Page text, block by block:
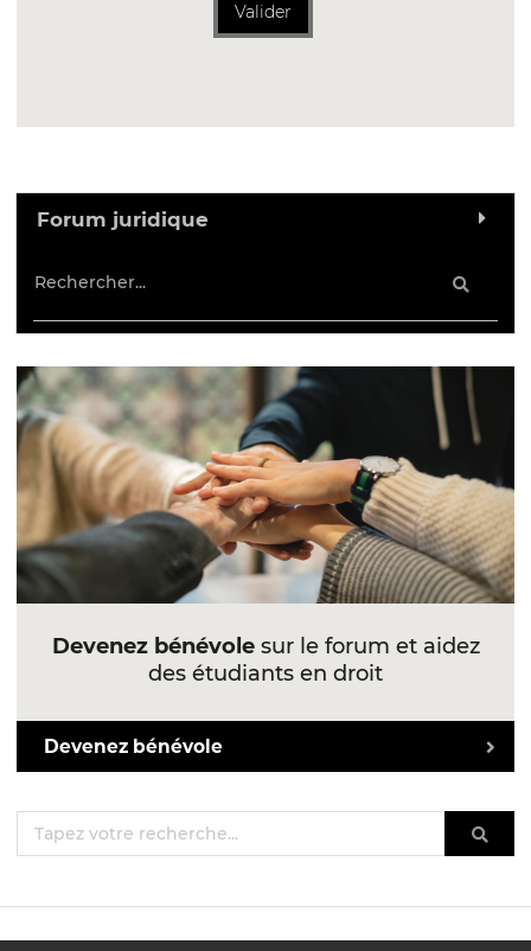
Valider
Forum juridique
Devenez bénévolesur le forum et aidez
des étudiants en droit
Devenez bénévole